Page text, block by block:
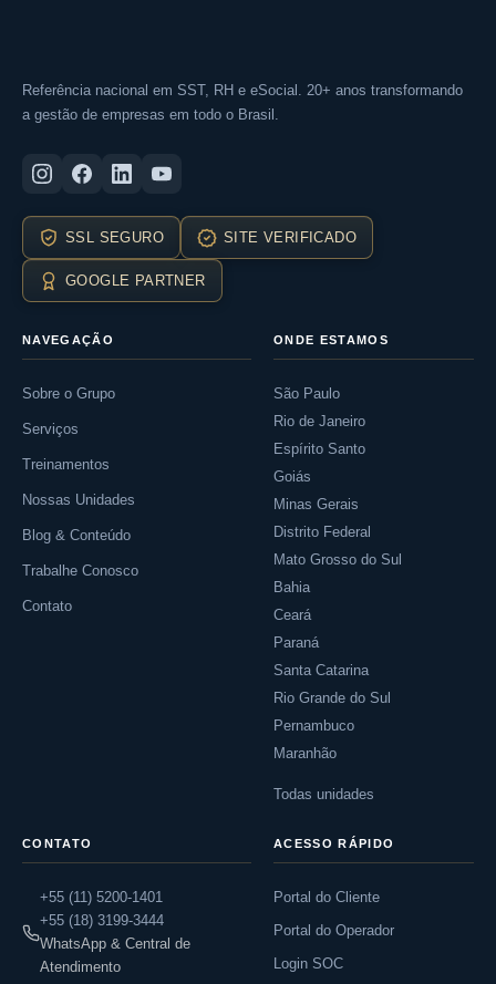
Referência nacional em SST, RH e eSocial. 20+ anos transformando
a gestão de empresas em todo o Brasil.
SSL SEGURO SITE VERIFICADO
GOOGLE PARTNER
NAVEGAÇÃO
Sobre o Grupo
Serviços
Treinamentos
Nossas Unidades
Blog & Conteúdo
Trabalhe Conosco
Contato
ONDE ESTAMOS
São Paulo
Rio de Janeiro
Espírito Santo
Goiás
Minas Gerais
Distrito Federal
Mato Grosso do Sul
Bahia
Ceará
Paraná
Santa Catarina
Rio Grande do Sul
Pernambuco
Maranhão
Todas unidades
CONTATO
+55 (11) 5200-1401
+55 (18) 3199-3444
WhatsApp & Central de
Atendimento
ACESSO RÁPIDO
Portal do Cliente
Portal do Operador
Login SOC